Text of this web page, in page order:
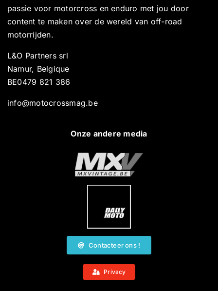
passie voor motorcross en enduro met jou door
content te maken over de wereld van off-road
motorrijden.
L&O Partners srl
Namur, Belgique
BE0479 821 386
info@motocrossmag.be
Onze andere media
Contacteer ons !
Privacy